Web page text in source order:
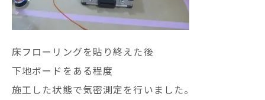
床フローリングを貼り終えた後
下地ボードをある程度
施工した状態で気密測定を行いました。